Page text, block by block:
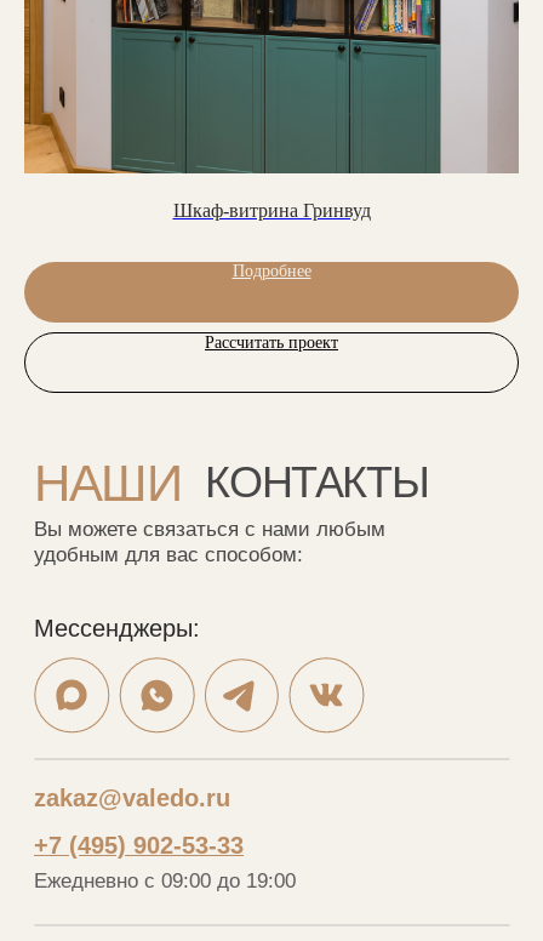
Шкаф-витрина Гринвуд
Подробнее
Рассчитать проект
О нас
Мебель на стыке искусства,
технологий и комфорта
Портфолио
Кухни
Отзывы
Дизайнерам
Шкафы-купе
© 2005-2026 Копирование материалов без
разрешения правообладателя строго запрещено
Политика конфиденциальности
Мебель в ванную
Соцсети
YouTube
ВКонтакте
Ритм